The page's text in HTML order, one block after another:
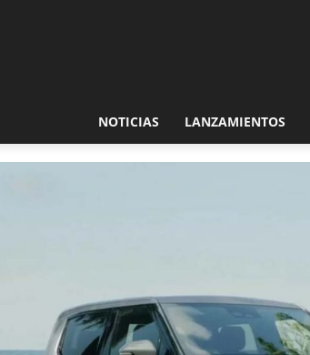
NOTICIAS LANZAMIENTOS